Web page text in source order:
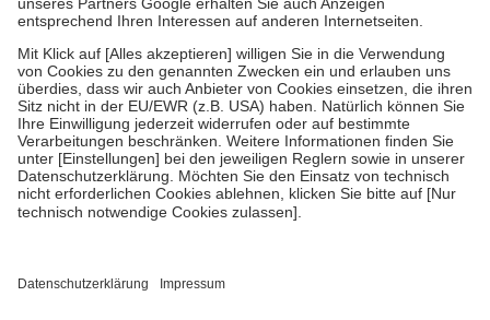
Um das Engagement der Versicherten für ihre eigene Gesundheit zu
stärken und die besondere Stellung der Familie zu unterstützen,
fallenkeine Zuzahlungenan bei:
• Kindern und Jugendlichen bis zum vollendeten 18. Lebensjahr
mit Ausnahme der Fahrkosten
• Untersuchungen zur Vorsorge und Früherkennung, die von der
GKV getragen werden
• empfohlenen Schutzimpfungen
• Harn- und Blutteststreifen
getroffen, um sicherzustellen, dass es sich um echte Bewertungen